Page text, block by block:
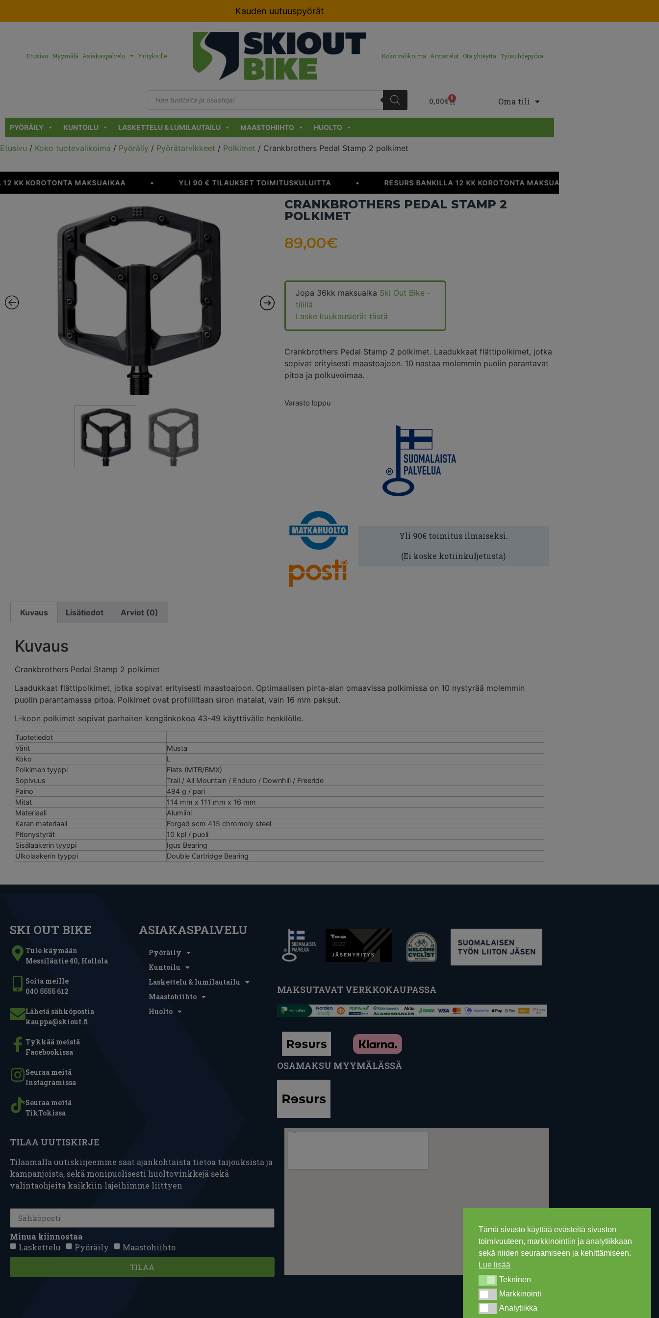
Tämä sivusto käyttää evästeitä sivuston
toimivuuteen, markkinointiin ja analytiikkaan
sekä niiden seuraamiseen ja kehittämiseen.
Lue lisää
TekninenTekninen
MarkkinointiMarkkinointi
AnalytiikkaAnalytiikka
Kauden uutuuspyörät
Etusivu Myymälä Asiakaspalvelu Yrityksille Koko valikoima Arvostelut Ota yhteyttä Työsuhdepyörä
0,00€ 0 Oma tili
PYÖRÄILY KUNTOILU LASKETTELU & LUMILAUTAILU MAASTOHIIHTO HUOLTO
Etusivu / Koko tuotevalikoima / Pyöräily / Pyörätarvikkeet / Polkimet / Crankbrothers Pedal Stamp 2 polkimet
KK KOROTONTA MAKSUAIKAA YLI 90 € TILAUKSET TOIMITUSKULUITTA RESURS BANKILLA 12 KK KOROTONTA MAKSUAIKAA
CRANKBROTHERS PEDAL STAMP 2
POLKIMET
89,00€
Jopa 36kk maksuaika Ski Out Bike -
tilillä
Laske kuukausierät tästä
Crankbrothers Pedal Stamp 2 polkimet. Laadukkaat flättipolkimet, jotka
sopivat erityisesti maastoajoon. 10 nastaa molemmin puolin parantavat
pitoa ja polkuvoimaa.
Varasto loppu
Yli 90€ toimitus ilmaiseksi.
(Ei koske kotiinkuljetusta)
Kuvaus Lisätiedot Arviot (0)
Kuvaus
Crankbrothers Pedal Stamp 2 polkimet
Laadukkaat flättipolkimet, jotka sopivat erityisesti maastoajoon. Optimaalisen pinta-alan omaavissa polkimissa on 10 nystyrää molemmin
puolin parantamassa pitoa. Polkimet ovat profiililtaan siron matalat, vain 16 mm paksut.
L-koon polkimet sopivat parhaiten kengänkokoa 43-49 käyttävälle henkilölle.
Tuotetiedot
Värit
Musta
Koko
L
Polkimen tyyppi
Flats (MTB/BMX)
Sopivuus
Trail / All Mountain / Enduro / Downhill / Freeride
Paino
494 g / pari
Mitat
114 mm x 111 mm x 16 mm
Materiaali
Alumiini
Karan materiaali
Forged scm 415 chromoly steel
Pitonystyrät
10 kpl / puoli
Sisälaakerin tyyppi
Igus Bearing
Ulkolaakerin tyyppi
Double Cartridge Bearing
SKI OUT BIKE
Tule käymään
Messiläntie 40, Hollola
Soita meille
040 5555 612
Lähetä sähköpostia
kauppa@skiout.fi
Tykkää meistä
Facebookissa
Seuraa meitä
Instagramissa
Seuraa meitä
TikTokissa
ASIAKASPALVELU
Pyöräily
Kuntoilu
Laskettelu & lumilautailu
Maastohiihto
Huolto
MAKSUTAVAT VERKKOKAUPASSA
OSAMAKSU MYYMÄLÄSSÄ
TILAA UUTISKIRJE
Tilaamalla uutiskirjeemme saat ajankohtaista tietoa tarjouksista ja
kampanjoista, sekä monipuolisesti huoltovinkkejä sekä
valintaohjeita kaikkiin lajeihimme liittyen
Minua kiinnostaa
Laskettelu
Pyöräily Maastohiihto
TILAA